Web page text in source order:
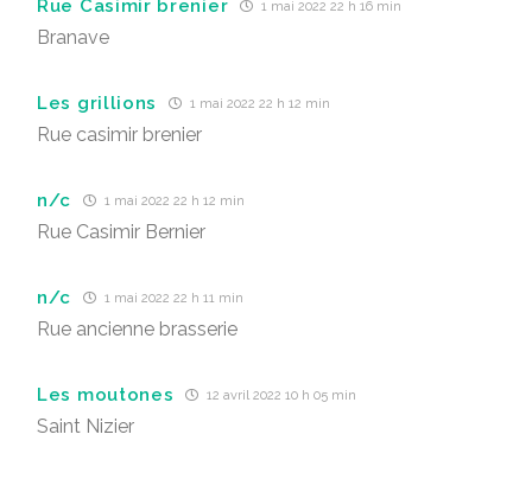
Rue Casimir brenier 1 mai 2022 22 h 16 min
Branave
Les grillions 1 mai 2022 22 h 12 min
Rue casimir brenier
n/c 1 mai 2022 22 h 12 min
Rue Casimir Bernier
n/c 1 mai 2022 22 h 11 min
Rue ancienne brasserie
Les moutones 12 avril 2022 10 h 05 min
Saint Nizier